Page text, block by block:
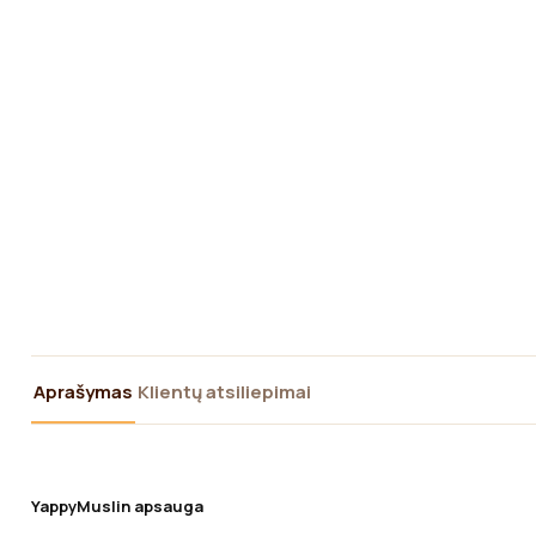
Aprašymas Klientų atsiliepimai
YappyMuslin apsauga